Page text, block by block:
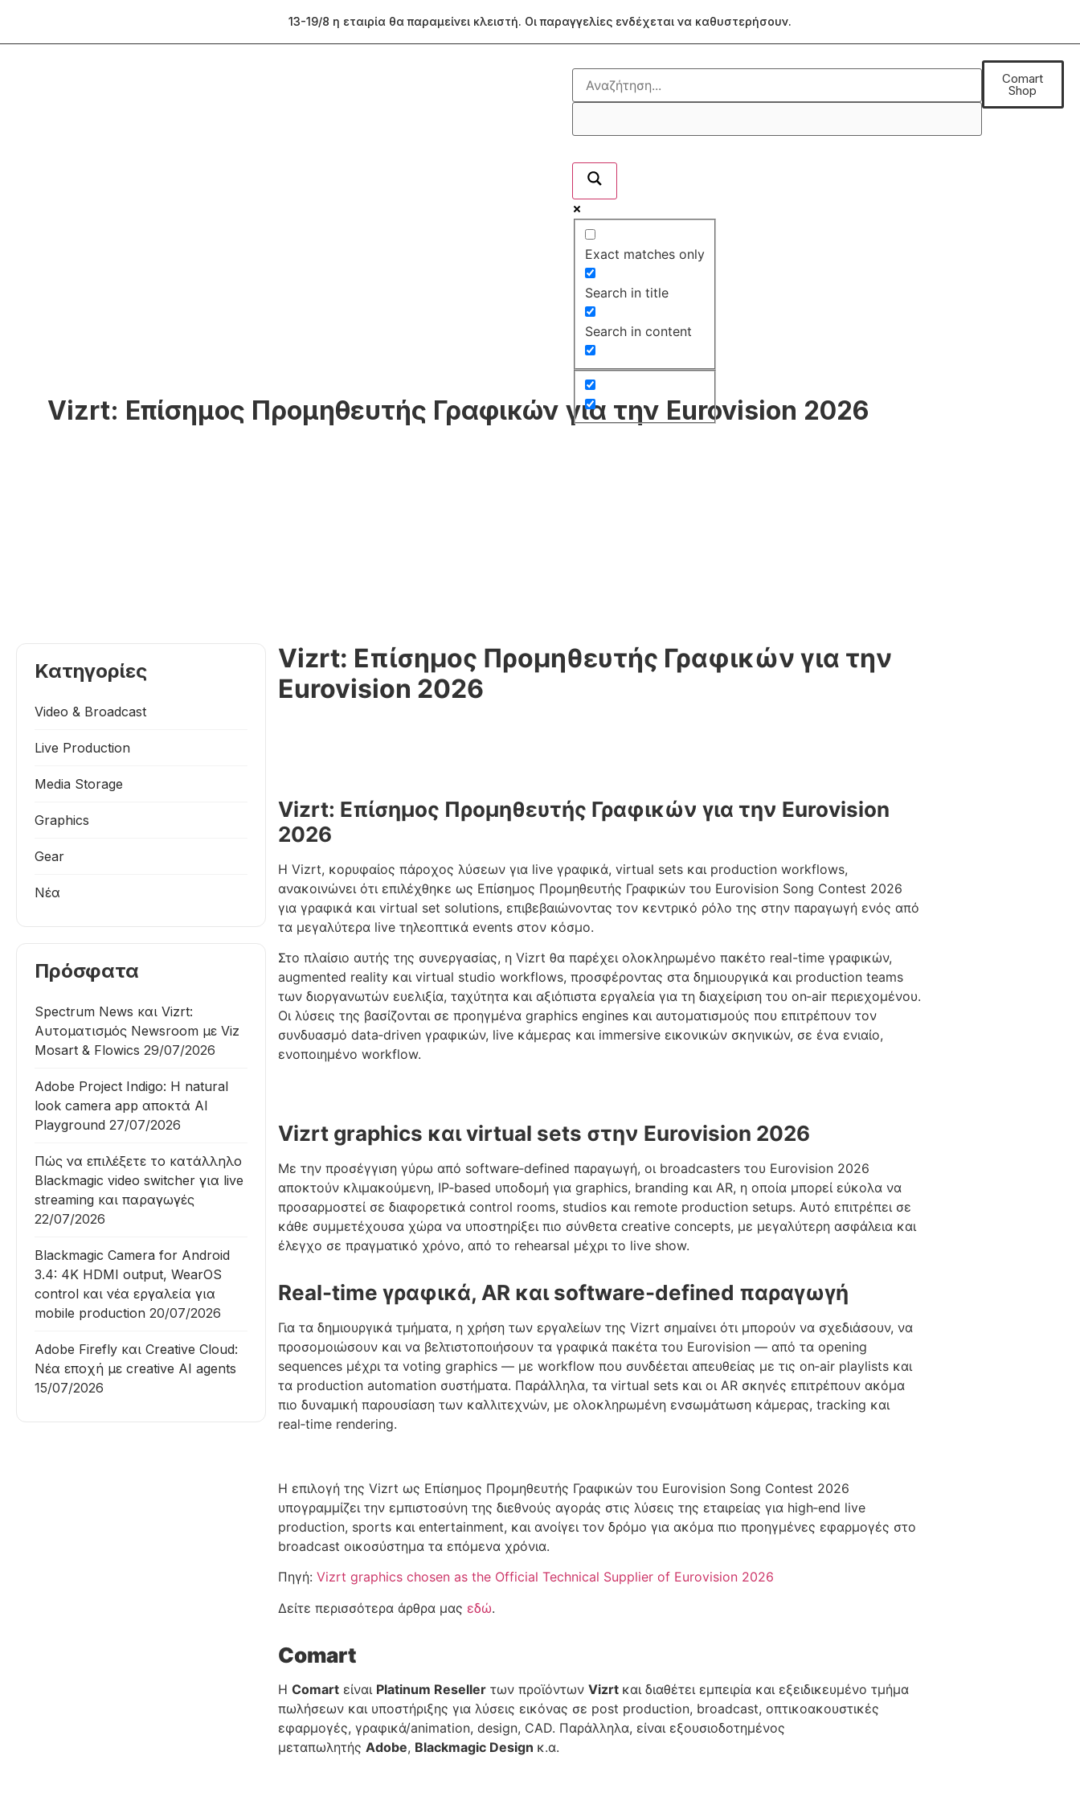
13-19/8 η εταιρία θα παραμείνει κλειστή. Οι παραγγελίες ενδέχεται να καθυστερήσουν.
Comart
Shop
Exact matches only
Search in title
Search in content
Vizrt: Επίσημος Προμηθευτής Γραφικών για την Eurovision 2026
Κατηγορίες
Video & Broadcast
Live Production
Media Storage
Graphics
Gear
Νέα
Πρόσφατα
Spectrum News και Vizrt:
Αυτοματισμός Newsroom με Viz
Mosart & Flowics 29/07/2026
Adobe Project Indigo: Η natural
look camera app αποκτά AI
Playground 27/07/2026
Πώς να επιλέξετε το κατάλληλο
Blackmagic video switcher για live
streaming και παραγωγές
22/07/2026
Blackmagic Camera for Android
3.4: 4K HDMI output, WearOS
control και νέα εργαλεία για
mobile production 20/07/2026
Adobe Firefly και Creative Cloud:
Νέα εποχή με creative AI agents
15/07/2026
Vizrt: Επίσημος Προμηθευτής Γραφικών για την
Eurovision 2026
Vizrt: Επίσημος Προμηθευτής Γραφικών για την Eurovision
2026
Η Vizrt, κορυφαίος πάροχος λύσεων για live γραφικά, virtual sets και production workflows,
ανακοινώνει ότι επιλέχθηκε ως Επίσημος Προμηθευτής Γραφικών του Eurovision Song Contest 2026
για γραφικά και virtual set solutions, επιβεβαιώνοντας τον κεντρικό ρόλο της στην παραγωγή ενός από
τα μεγαλύτερα live τηλεοπτικά events στον κόσμο.
Στο πλαίσιο αυτής της συνεργασίας, η Vizrt θα παρέχει ολοκληρωμένο πακέτο real-time γραφικών,
augmented reality και virtual studio workflows, προσφέροντας στα δημιουργικά και production teams
των διοργανωτών ευελιξία, ταχύτητα και αξιόπιστα εργαλεία για τη διαχείριση του on‑air περιεχομένου.
Οι λύσεις της βασίζονται σε προηγμένα graphics engines και αυτοματισμούς που επιτρέπουν τον
συνδυασμό data‑driven γραφικών, live κάμερας και immersive εικονικών σκηνικών, σε ένα ενιαίο,
ενοποιημένο workflow.
Vizrt graphics και virtual sets στην Eurovision 2026
Με την προσέγγιση γύρω από software‑defined παραγωγή, οι broadcasters του Eurovision 2026
αποκτούν κλιμακούμενη, IP‑based υποδομή για graphics, branding και AR, η οποία μπορεί εύκολα να
προσαρμοστεί σε διαφορετικά control rooms, studios και remote production setups. Αυτό επιτρέπει σε
κάθε συμμετέχουσα χώρα να υποστηρίξει πιο σύνθετα creative concepts, με μεγαλύτερη ασφάλεια και
έλεγχο σε πραγματικό χρόνο, από το rehearsal μέχρι το live show.
Real-time γραφικά, AR και software-defined παραγωγή
Για τα δημιουργικά τμήματα, η χρήση των εργαλείων της Vizrt σημαίνει ότι μπορούν να σχεδιάσουν, να
προσομοιώσουν και να βελτιστοποιήσουν τα γραφικά πακέτα του Eurovision — από τα opening
sequences μέχρι τα voting graphics — με workflow που συνδέεται απευθείας με τις on‑air playlists και
τα production automation συστήματα. Παράλληλα, τα virtual sets και οι AR σκηνές επιτρέπουν ακόμα
πιο δυναμική παρουσίαση των καλλιτεχνών, με ολοκληρωμένη ενσωμάτωση κάμερας, tracking και
real‑time rendering.
Η επιλογή της Vizrt ως Επίσημος Προμηθευτής Γραφικών του Eurovision Song Contest 2026
υπογραμμίζει την εμπιστοσύνη της διεθνούς αγοράς στις λύσεις της εταιρείας για high‑end live
production, sports και entertainment, και ανοίγει τον δρόμο για ακόμα πιο προηγμένες εφαρμογές στο
broadcast οικοσύστημα τα επόμενα χρόνια.
Πηγή: Vizrt graphics chosen as the Official Technical Supplier of Eurovision 2026
Δείτε περισσότερα άρθρα μας εδώ.
Comart
Η Comartείναι Platinum Resellerτων προϊόντων Vizrt και διαθέτει εμπειρία και εξειδικευμένο τμήμα
πωλήσεων και υποστήριξης για λύσεις εικόνας σε post production, broadcast, οπτικοακουστικές
εφαρμογές, γραφικά/animation, design, CAD. Παράλληλα, είναι εξουσιοδοτημένος
μεταπωλητής Adobe, Blackmagic Design κ.α.